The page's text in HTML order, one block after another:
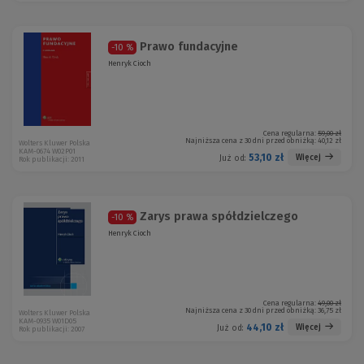
-10 % Prawo fundacyjne
Henryk Cioch
Cena regularna: 59,00 zł
Najniższa cena z 30 dni przed obniżką: 40,12 zł
Już od: 53,10 zł Więcej
Wolters Kluwer Polska
KAM-0674 W02P01
Rok publikacji: 2011
-10 % Zarys prawa spółdzielczego
Henryk Cioch
Cena regularna: 49,00 zł
Najniższa cena z 30 dni przed obniżką: 36,75 zł
Już od: 44,10 zł Więcej
Wolters Kluwer Polska
KAM-0935 W01D05
Rok publikacji: 2007